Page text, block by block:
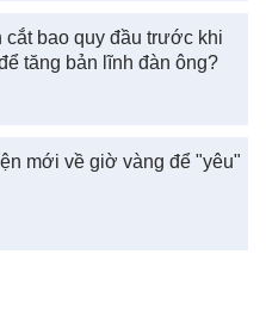
thì mức độ mãn nguyện
tinh trùng không
chất lượng, ảnh